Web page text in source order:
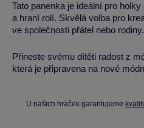
Tato panenka je ideální pro
a hraní rolí. Skvělá volba pro
ve společnosti přátel nebo rodiny.
Přineste svému dítěti radost z
která je připravena na nové
U našich hraček garantujeme